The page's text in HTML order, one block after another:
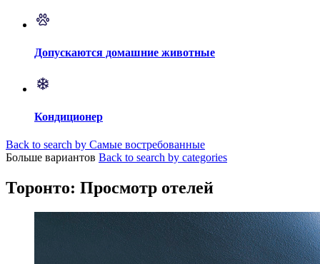
Допускаются домашние животные
Кондиционер
Back to search by Самые востребованные
Больше вариантов Back to search by categories
Торонто: Просмотр отелей